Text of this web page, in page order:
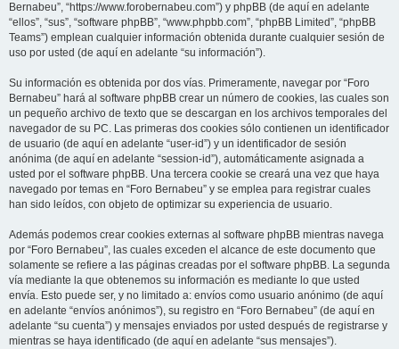
Bernabeu”, “https://www.forobernabeu.com”) y phpBB (de aquí en adelante
“ellos”, “sus”, “software phpBB”, “www.phpbb.com”, “phpBB Limited”, “phpBB
Teams”) emplean cualquier información obtenida durante cualquier sesión de
uso por usted (de aquí en adelante “su información”).
Su información es obtenida por dos vías. Primeramente, navegar por “Foro
Bernabeu” hará al software phpBB crear un número de cookies, las cuales son
un pequeño archivo de texto que se descargan en los archivos temporales del
navegador de su PC. Las primeras dos cookies sólo contienen un identificador
de usuario (de aquí en adelante “user-id”) y un identificador de sesión
anónima (de aquí en adelante “session-id”), automáticamente asignada a
usted por el software phpBB. Una tercera cookie se creará una vez que haya
navegado por temas en “Foro Bernabeu” y se emplea para registrar cuales
han sido leídos, con objeto de optimizar su experiencia de usuario.
Además podemos crear cookies externas al software phpBB mientras navega
por “Foro Bernabeu”, las cuales exceden el alcance de este documento que
solamente se refiere a las páginas creadas por el software phpBB. La segunda
vía mediante la que obtenemos su información es mediante lo que usted
envía. Esto puede ser, y no limitado a: envíos como usuario anónimo (de aquí
en adelante “envíos anónimos”), su registro en “Foro Bernabeu” (de aquí en
adelante “su cuenta”) y mensajes enviados por usted después de registrarse y
mientras se haya identificado (de aquí en adelante “sus mensajes”).